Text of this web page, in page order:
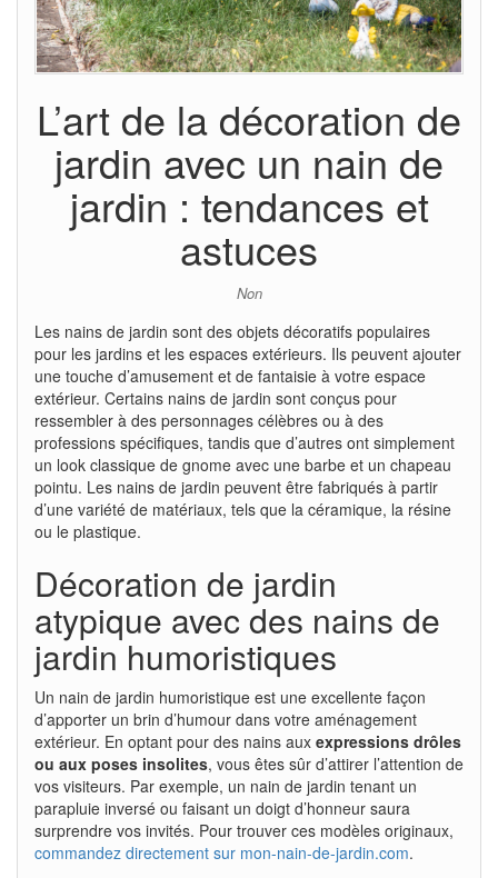
L’art de la décoration de
jardin avec un nain de
jardin : tendances et
astuces
Non
Les nains de jardin sont des objets décoratifs populaires
pour les jardins et les espaces extérieurs. Ils peuvent ajouter
une touche d’amusement et de fantaisie à votre espace
extérieur. Certains nains de jardin sont conçus pour
ressembler à des personnages célèbres ou à des
professions spécifiques, tandis que d’autres ont simplement
un look classique de gnome avec une barbe et un chapeau
pointu. Les nains de jardin peuvent être fabriqués à partir
d’une variété de matériaux, tels que la céramique, la résine
ou le plastique.
Décoration de jardin
atypique avec des nains de
jardin humoristiques
Un nain de jardin humoristique est une excellente façon
d’apporter un brin d’humour dans votre aménagement
extérieur. En optant pour des nains aux expressions drôles
ou aux poses insolites, vous êtes sûr d’attirer l’attention de
vos visiteurs. Par exemple, un nain de jardin tenant un
parapluie inversé ou faisant un doigt d’honneur saura
surprendre vos invités. Pour trouver ces modèles originaux,
commandez directement sur mon-nain-de-jardin.com.